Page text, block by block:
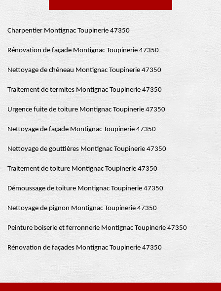
Charpentier Montignac Toupinerie 47350
Rénovation de façade Montignac Toupinerie 47350
Nettoyage de chéneau Montignac Toupinerie 47350
Traitement de termites Montignac Toupinerie 47350
Urgence fuite de toiture Montignac Toupinerie 47350
Nettoyage de façade Montignac Toupinerie 47350
Nettoyage de gouttières Montignac Toupinerie 47350
Traitement de toiture Montignac Toupinerie 47350
Démoussage de toiture Montignac Toupinerie 47350
Nettoyage de pignon Montignac Toupinerie 47350
Peinture boiserie et ferronnerie Montignac Toupinerie 47350
Rénovation de façades Montignac Toupinerie 47350